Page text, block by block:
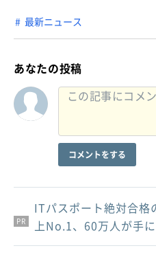
最新ニュース
あなたの投稿
コメントをする
PR
PR
PR
ITパスポート絶対合格
上No.1、60万人が手